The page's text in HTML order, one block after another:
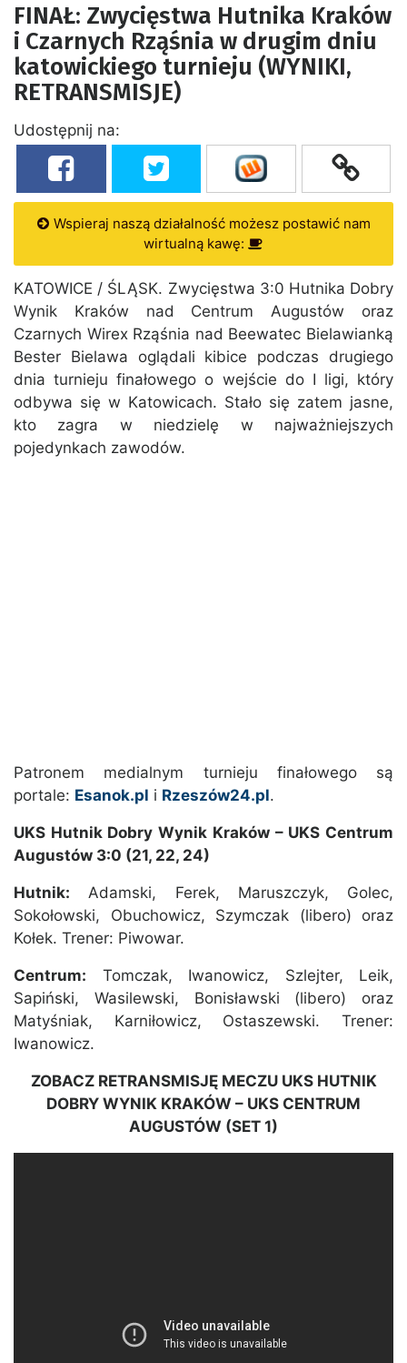
FINAŁ: Zwycięstwa Hutnika Kraków
i Czarnych Rząśnia w drugim dniu
katowickiego turnieju (WYNIKI,
RETRANSMISJE)
Udostępnij na:
Wspieraj naszą działalność możesz postawić nam
wirtualną kawę:
KATOWICE / ŚLĄSK. Zwycięstwa 3:0 Hutnika Dobry
Wynik Kraków nad Centrum Augustów oraz
Czarnych Wirex Rząśnia nad Beewatec Bielawianką
Bester Bielawa oglądali kibice podczas drugiego
dnia turnieju finałowego o wejście do I ligi, który
odbywa się w Katowicach. Stało się zatem jasne,
kto zagra w niedzielę w najważniejszych
pojedynkach zawodów.
Patronem medialnym turnieju finałowego są
portale: Esanok.pl i Rzeszów24.pl.
UKS Hutnik Dobry Wynik Kraków – UKS Centrum
Augustów 3:0 (21, 22, 24)
Hutnik: Adamski, Ferek, Maruszczyk, Golec,
Sokołowski, Obuchowicz, Szymczak (libero) oraz
Kołek. Trener: Piwowar.
Centrum: Tomczak, Iwanowicz, Szlejter, Leik,
Sapiński, Wasilewski, Bonisławski (libero) oraz
Matyśniak, Karniłowicz, Ostaszewski. Trener:
Iwanowicz.
ZOBACZ RETRANSMISJĘ MECZU UKS HUTNIK
DOBRY WYNIK KRAKÓW – UKS CENTRUM
AUGUSTÓW (SET 1)